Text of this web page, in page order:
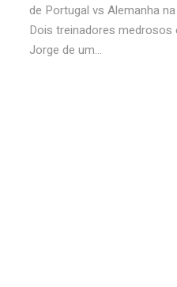
de Portugal vs Alemanha
Dois treinadores
Jorge de um...